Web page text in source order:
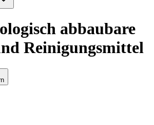
abbaubare
Reinigungsmittel